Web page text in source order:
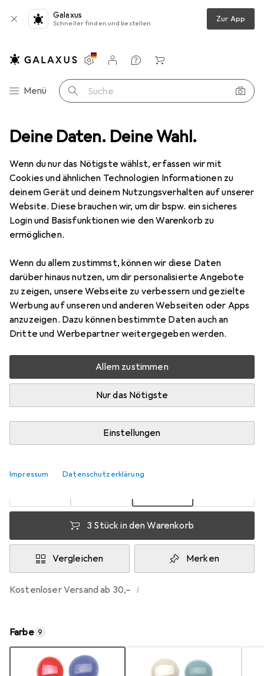
Deine Daten. Deine Wahl.
Wenn du nur das Nötigste wählst, erfassen wir mit
Cookies und ähnlichen Technologien Informationen zu
deinem Gerät und deinem Nutzungsverhalten auf unserer
Website. Diese brauchen wir, um dir bspw. ein sicheres
Login und Basisfunktionen wie den Warenkorb zu
ermöglichen.
Wenn du allem zustimmst, können wir diese Daten
darüber hinaus nutzen, um dir personalisierte Angebote
zu zeigen, unsere Webseite zu verbessern und gezielte
Werbung auf unseren und anderen Webseiten oder Apps
anzuzeigen. Dazu können bestimmte Daten auch an
Dritte und Werbepartner weitergegeben werden.
Allem zustimmen
Nur das Nötigste
Einstellungen
Impressum Datenschutzerklärung
Galaxus
Schneller finden und bestellen Zur App
Navigation nach Kategorien
Menü Suche
Einstellungen
Kundenkonto
Vergleichslisten
Merklisten
Warenkorb
Weiteres Bastelmaterial Glorex Glasnuggets
MENGENRABATT
Preis in EUR inkl. MwSt.
EUR
6,01 SpareEUR
3,99
11
Bewertungen Marke
Mehr von Glorex
Zwischen Do, 13.8. und Do, 20.8. geliefert
Mehr als 10 Stück an Lager beim Lieferanten
Benachrichtigen, wenn schneller verfügbar
Lieferort angeben für genaue Lieferzeit
pro Stück
pro Stück
pro Stück
3 Stück in den Warenkorb
Vergleichen Merken
Kostenloser Versand ab 30,– i
Farbe 9